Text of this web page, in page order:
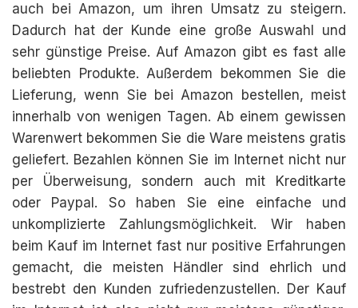
auch bei Amazon, um ihren Umsatz zu steigern.
Dadurch hat der Kunde eine große Auswahl und
sehr günstige Preise. Auf Amazon gibt es fast alle
beliebten Produkte. Außerdem bekommen Sie die
Lieferung, wenn Sie bei Amazon bestellen, meist
innerhalb von wenigen Tagen. Ab einem gewissen
Warenwert bekommen Sie die Ware meistens gratis
geliefert. Bezahlen können Sie im Internet nicht nur
per Überweisung, sondern auch mit Kreditkarte
oder Paypal. So haben Sie eine einfache und
unkomplizierte Zahlungsmöglichkeit. Wir haben
beim Kauf im Internet fast nur positive Erfahrungen
gemacht, die meisten Händler sind ehrlich und
bestrebt den Kunden zufriedenzustellen. Der Kauf